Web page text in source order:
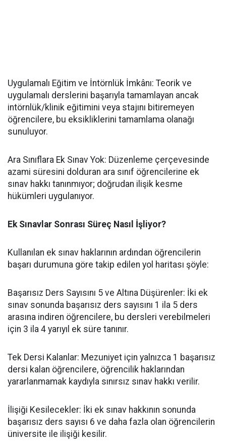
​Uygulamalı Eğitim ve İntörnlük İmkânı: Teorik ve
uygulamalı derslerini başarıyla tamamlayan ancak
intörnlük/klinik eğitimini veya stajını bitiremeyen
öğrencilere, bu eksikliklerini tamamlama olanağı
sunuluyor.
​Ara Sınıflara Ek Sınav Yok: Düzenleme çerçevesinde
azami süresini dolduran ara sınıf öğrencilerine ek
sınav hakkı tanınmıyor; doğrudan ilişik kesme
hükümleri uygulanıyor.
Ek Sınavlar Sonrası Süreç Nasıl İşliyor?
​Kullanılan ek sınav haklarının ardından öğrencilerin
başarı durumuna göre takip edilen yol haritası şöyle:
​Başarısız Ders Sayısını 5 ve Altına Düşürenler: İki ek
sınav sonunda başarısız ders sayısını 1 ila 5 ders
arasına indiren öğrencilere, bu dersleri verebilmeleri
için 3 ila 4 yarıyıl ek süre tanınır.
​Tek Dersi Kalanlar: Mezuniyet için yalnızca 1 başarısız
dersi kalan öğrencilere, öğrencilik haklarından
yararlanmamak kaydıyla sınırsız sınav hakkı verilir.
​İlişiği Kesilecekler: İki ek sınav hakkının sonunda
başarısız ders sayısı 6 ve daha fazla olan öğrencilerin
üniversite ile ilişiği kesilir.